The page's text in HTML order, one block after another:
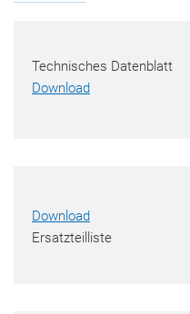
Technisches Datenblatt
Download
Download
Ersatzteilliste